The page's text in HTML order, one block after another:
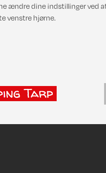
ændre dine indstillinger ved
venstre hjørne.